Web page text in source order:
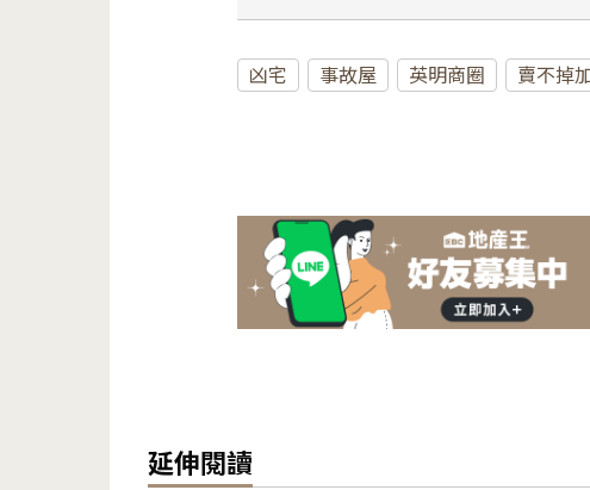
凶宅 事故屋 英明商圈 賣不掉
延伸閱讀